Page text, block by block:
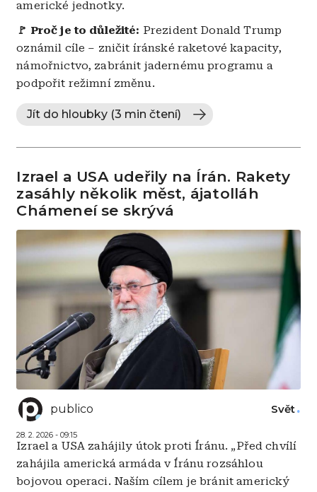
americké jednotky.
🚩 Proč je to důležité: Prezident Donald Trump
oznámil cíle – zničit íránské raketové kapacity,
námořnictvo, zabránit jadernému programu a
podpořit režimní změnu.
Jít do hloubky (3 min čtení)
Izrael a USA udeřily na Írán. Rakety
zasáhly několik měst, ájatolláh
Chámeneí se skrývá
publico
28. 2. 2026 - 09:15
Svět
Izrael a USA zahájily útok proti Íránu. „Před chvílí
zahájila americká armáda v Íránu rozsáhlou
bojovou operaci. Naším cílem je bránit americký